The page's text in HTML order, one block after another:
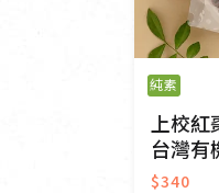
純素
上校紅
台灣有
$340